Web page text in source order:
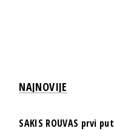
NAJNOVIJE
SAKIS ROUVAS prvi